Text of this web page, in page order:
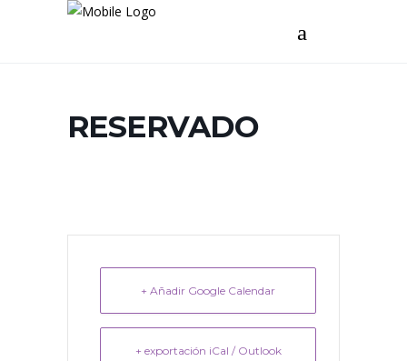
RESERVADO
+ Añadir Google Calendar
+ exportación iCal / Outlook